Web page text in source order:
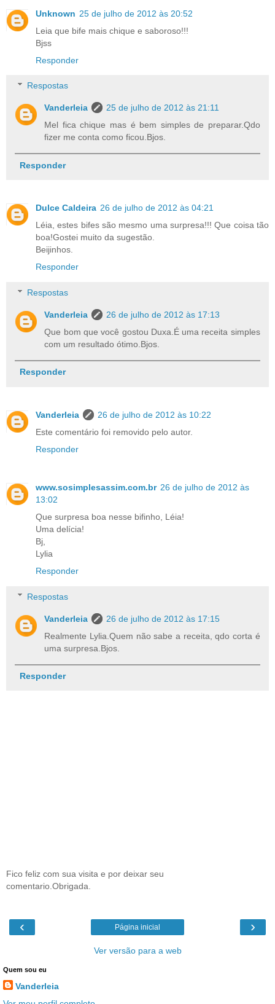
Unknown 25 de julho de 2012 às 20:52
Leia que bife mais chique e saboroso!!!
Bjss
Responder
Respostas
Vanderleia
25 de julho de 2012 às 21:11
Mel fica chique mas é bem simples de preparar.Qdo
fizer me conta como ficou.Bjos.
Responder
Dulce Caldeira 26 de julho de 2012 às 04:21
Léia, estes bifes são mesmo uma surpresa!!! Que coisa tão
boa!Gostei muito da sugestão.
Beijinhos.
Responder
Respostas
Vanderleia
26 de julho de 2012 às 17:13
Que bom que você gostou Duxa.É uma receita simples
com um resultado ótimo.Bjos.
Responder
Vanderleia
26 de julho de 2012 às 10:22
Este comentário foi removido pelo autor.
Responder
www.sosimplesassim.com.br 26 de julho de 2012 às
13:02
Que surpresa boa nesse bifinho, Léia!
Uma delícia!
Bj,
Lylia
Responder
Respostas
Vanderleia
26 de julho de 2012 às 17:15
Realmente Lylia.Quem não sabe a receita, qdo corta é
uma surpresa.Bjos.
Responder
Fico feliz com sua visita e por deixar seu
comentario.Obrigada.
‹ ›
Página inicial
Ver versão para a web
Quem sou eu
Vanderleia